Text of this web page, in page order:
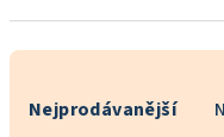
Nejprodávanější